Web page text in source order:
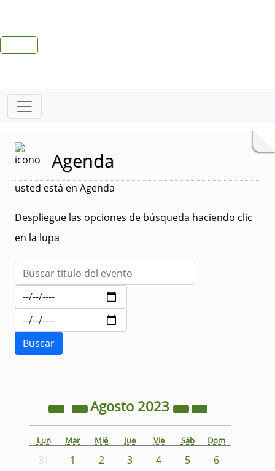
Agenda
usted está en Agenda
Despliegue las opciones de búsqueda haciendo clic
en la lupa
Agosto 2023
Lun Mar Mié Jue Vie Sáb Dom
31 1 2 3 4 5
6